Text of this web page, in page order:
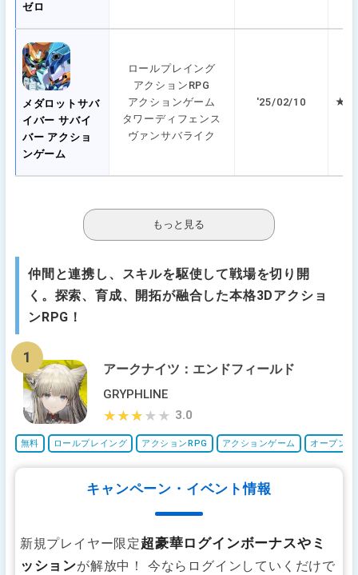
ゼロ
メダロットサバ
イバー サバイ
バー アクショ
ンゲーム
ロールプレイング
アクションRPG
アクションゲーム
タワーディフェンス
ヴァンサバライク
'25/02/10 ★
仲間と連携し、スキルを駆使して戦場を切り開
く。探索、育成、開拓が融合した本格3Dアクショ
ンRPG！
アークナイツ：エンドフィールド
1
GRYPHLINE
無料 ロールプレイング アクションRPG アクションゲーム オープン
3.0
★★★★★
★★★★★
キャンペーン・イベント情報
新規プレイヤー限定超豪華ログインボーナスやミ
ッションが解放中！ 今ならログインしていくだけで